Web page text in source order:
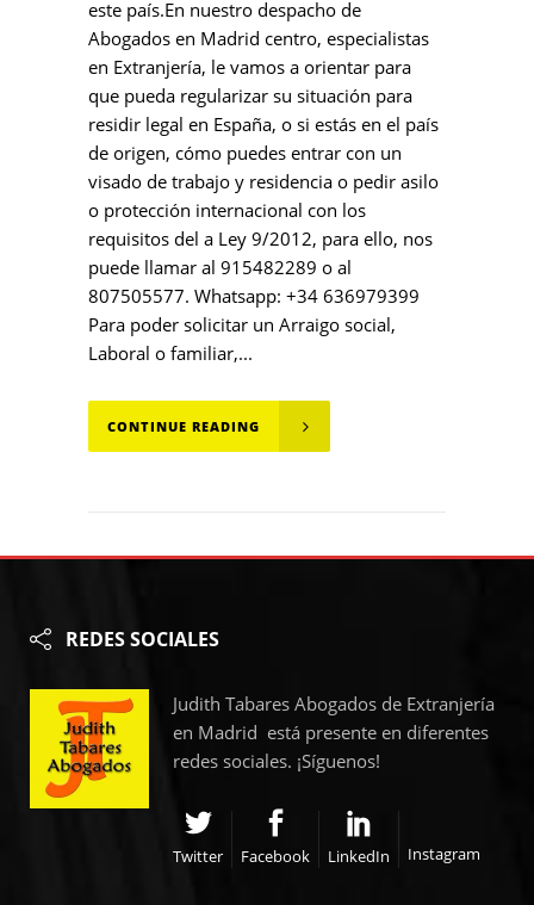
este país.En nuestro despacho de
Abogados en Madrid centro, especialistas
en Extranjería, le vamos a orientar para
que pueda regularizar su situación para
residir legal en España, o si estás en el país
de origen, cómo puedes entrar con un
visado de trabajo y residencia o pedir asilo
o protección internacional con los
requisitos del a Ley 9/2012, para ello, nos
puede llamar al 915482289 o al
807505577. Whatsapp: +34 636979399
Para poder solicitar un Arraigo social,
Laboral o familiar,...
CONTINUE READING
REDES SOCIALES
Judith Tabares Abogados de Extranjería
en Madrid está presente en diferentes
redes sociales. ¡Síguenos!
Twitter Facebook LinkedIn Instagram